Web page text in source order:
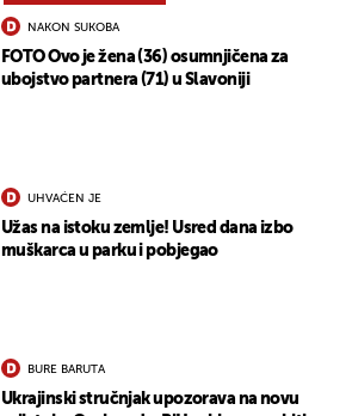
NAKON SUKOBA
FOTO Ovo je žena (36) osumnjičena za
ubojstvo partnera (71) u Slavoniji
UHVAĆEN JE
Užas na istoku zemlje! Usred dana izbo
muškarca u parku i pobjegao
BURE BARUTA
Ukrajinski stručnjak upozorava na novu